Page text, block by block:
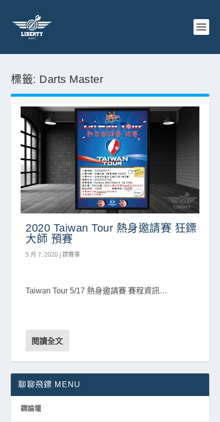
標籤: Darts Master
2020 Taiwan Tour 熱身邀請賽 狂鏢
大師 預賽
5 月 7, 2020 |鏢賽事
Taiwan Tour 5/17 熱身邀請賽 賽程資訊…
閱讀全文
聊聊飛鏢 MENU
鏢論壇